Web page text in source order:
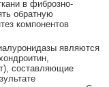
в фиброзно-
обратную
компонентов
являются
составляющие